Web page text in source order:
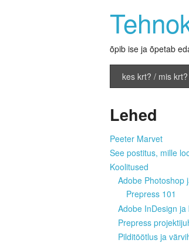
õpib ise ja õpetab
kes krt? / mis krt?
Lehed
Peeter Marvet
See postitus, mille
Koolitused
Adobe Photoshop
Prepress 101
Adobe InDesign ja
Prepress
Pilditöötlus ja